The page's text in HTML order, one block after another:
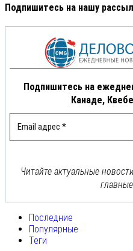
Подпишитесь на нашу
Подпишитесь на
Канаде,
Читайте актуальные
Последние
Популярные
Теги